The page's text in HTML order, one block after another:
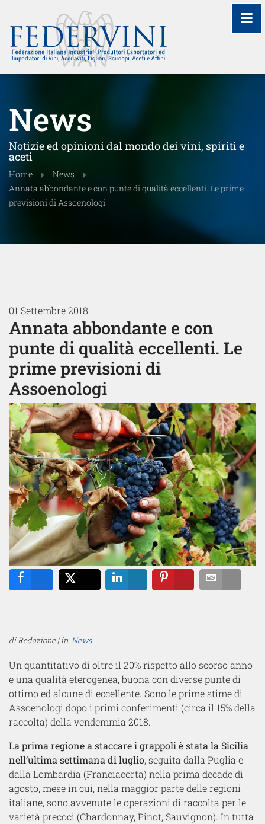
News
Notizie ed opinioni dal mondo dei vini, spiriti e
aceti
Home
News
Annata abbondante e con punte di qualità eccellenti. Le prime
previsioni di Assoenologi
01 Settembre 2018
Annata abbondante e con
punte di qualità eccellenti. Le
prime previsioni di
Assoenologi
di Redazione | in News
Un quantitativo di oltre il 20% rispetto allo scorso anno
e una qualità eterogenea, buona con diverse punte di
ottimo ed alcune di eccellente. Sono le prime stime di
Assoenologi dopo i primi conferimenti (circa il 15% della
raccolta) della vendemmia 2018.
La prima regione a staccare i grappoli è stata la Sicilia
nell’ultima settimana di luglio, seguita dalla Puglia e
dalla Lombardia (Franciacorta) nella prima decade di
agosto, mese in cui, nella maggior parte delle regioni
italiane, sono avvenute le operazioni di raccolta per le
varietà precoci (Chardonnay, Pinot, Sauvignon). In tutta
≡